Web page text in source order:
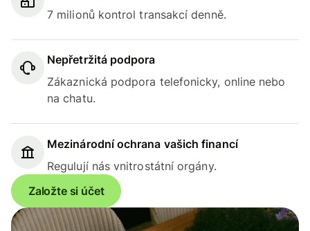
7 milionů kontrol transakcí denně.
Nepřetržitá podpora
Zákaznická podpora telefonicky, online nebo
na chatu.
Mezinárodní ochrana vašich financí
Regulují nás vnitrostátní orgány.
Založte si účet